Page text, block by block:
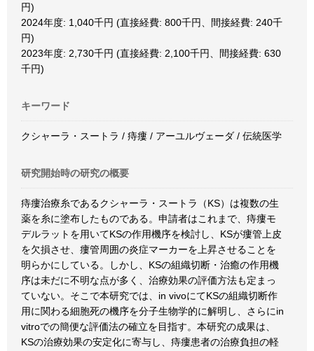
円)
2024年度: 1,040千円 (直接経費: 800千円、間接経費: 240千
円)
2023年度: 2,730千円 (直接経費: 2,100千円、間接経費: 630
千円)
キーワード
クシャーラ・スートラ / 痔瘻 / アーユルヴェーダ / 伝統医学
研究開始時の研究の概要
痔瘻治療糸であるクシャーラ・スートラ（KS）は複数の生
薬を糸に塗布したものである。申請者はこれまで、痔瘻モ
デルラットを用いてKSの作用機序を検討し、KSが瘻管上皮
を欠損させ、瘻管周囲の炎症マーカーを上昇させることを
明らかにしている。しかし、KSの組織切断・治癒の作用機
序は未だに不明な点が多く、治療効果の評価方法も定まっ
ていない。そこで本研究では、in vivoにてKSの組織切断作
用に関わる細胞死の機序を分子生物学的に解明し、さらにin
vitroでの簡便な評価法の確立を目指す。本研究の成果は、
KSの治療効果の安定化に寄与し、痔瘻患者の治療負担の軽